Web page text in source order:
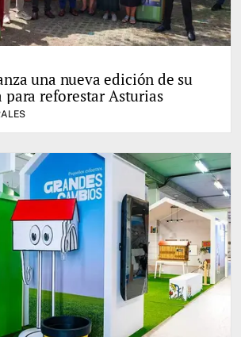
una nueva edición de su
para reforestar Asturias